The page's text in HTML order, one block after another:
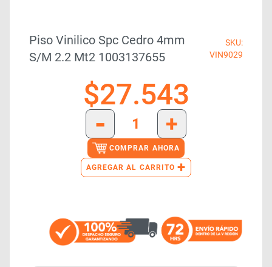
Piso Vinilico Spc Cedro 4mm
S/m 2.2 Mt2 1003137655
SKU:
VIN9029
$27.543
-
+
COMPRAR AHORA
AGREGAR AL CARRITO +